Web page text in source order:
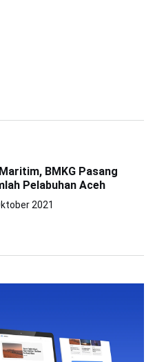
BMKG Pasang
Pelabuhan Aceh
2021